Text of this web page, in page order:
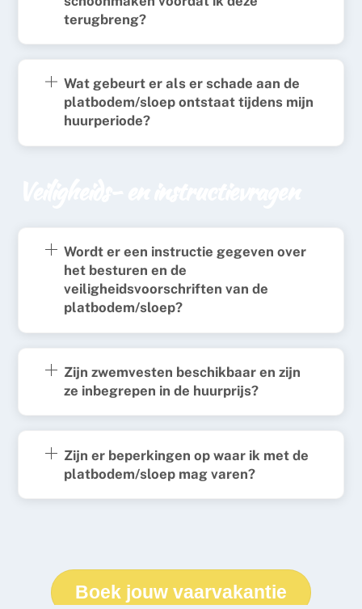
terugbreng?
Wat gebeurt er als er schade aan de
platbodem/sloep ontstaat tijdens mijn
huurperiode?
Wordt er een instructie gegeven over
het besturen en de
veiligheidsvoorschriften van de
platbodem/sloep?
Zijn zwemvesten beschikbaar en zijn
ze inbegrepen in de huurprijs?
Zijn er beperkingen op waar ik met de
platbodem/sloep mag varen?
Boek jouw vaarvakantie